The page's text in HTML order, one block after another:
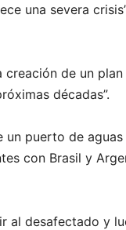
una severa
de un
décadas”.
puerto de
con Brasil y
al desafectado y